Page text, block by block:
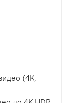
(4K,